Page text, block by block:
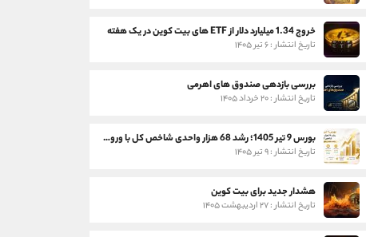
خروج 1.34 میلیارد دلار از ETF های بیت کوین در یک هفته
تاریخ انتشار : ۶ تیر ۱۴۰۵
بررسی بازدهی صندوق های اهرمی
تاریخ انتشار : ۲۰ خرداد ۱۴۰۵
بورس 9 تیر 1405؛ رشد 68 هزار واحدی شاخص کل با ورود 3 همت پول حقیقی
تاریخ انتشار : ۹ تیر ۱۴۰۵
هشدار جدید برای بیت کوین
تاریخ انتشار : ۲۷ اردیبهشت ۱۴۰۵